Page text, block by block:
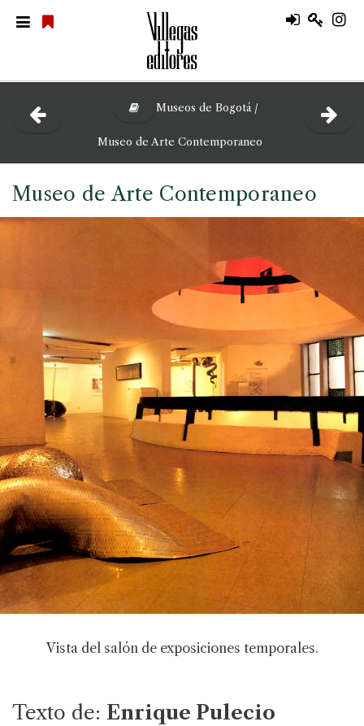
Museos de Bogotá /
Museo de Arte Contemporaneo
Museo de Arte Contemporaneo
Vista del salón de exposiciones temporales.
Texto de: Enrique Pulecio